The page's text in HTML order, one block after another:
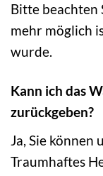
Bitte beachten
mehr möglich
wurde.
Kann ich das
zurückgeben?
Ja, Sie
Traumhaftes